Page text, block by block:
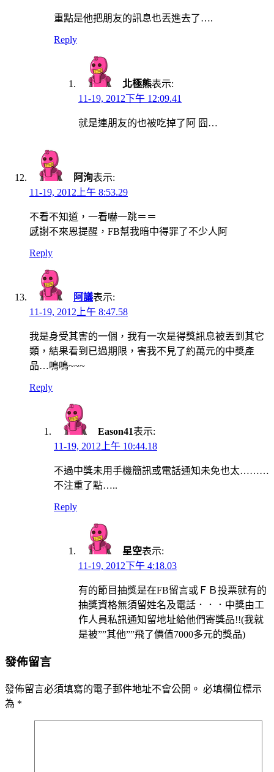
重點是他把朋友的訊息也丟進去了….
Reply
北極熊表示:
11-19, 2012下午 12:09.41
就是連朋友的也被吃掉了阿 囧…
阿洵表示:
11-19, 2012上午 8:53.29
不看不知道，一看嚇一跳＝＝
感謝不來恩提醒，FB幫我暗中得罪了不少人阿
Reply
阿議表示:
11-19, 2012上午 8:47.58
我是身受其害的一個，我有一次是得獎訊息被丟到其它
類，結果看到已過期限，害我不見了約萬元的中獎產
品…鳴鳴~~~
Reply
Eason41表示:
11-19, 2012上午 10:44.18
不過中獎未用手機簡訊或電話通知未免也太………
不注重了點…..
Reply
星空表示:
11-19, 2012下午 4:18.03
有的節目抽獎是在FB留言或ＦＢ投票就有的
抽獎資格無須留姓名及電話．．．中獎由工
作人員私訊通知留地址給他們寄獎品!!(我就
是被””其他””飛了價值7000多元的獎品)
發佈留言
發佈留言必須填寫的電子郵件地址不會公開。 必填欄位標示
為 *